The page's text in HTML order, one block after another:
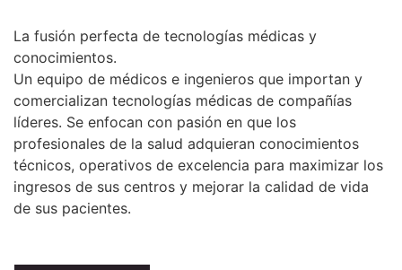
La fusión perfecta de tecnologías médicas y
conocimientos.
Un equipo de médicos e ingenieros que importan y
comercializan tecnologías médicas de compañías
líderes. Se enfocan con pasión en que los
profesionales de la salud adquieran conocimientos
técnicos, operativos de excelencia para maximizar los
ingresos de sus centros y mejorar la calidad de vida
de sus pacientes.